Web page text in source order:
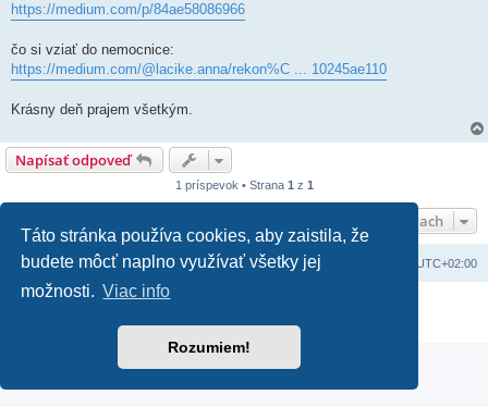
Táto stránka používa cookies, aby zaistila, že
budete môcť naplno využívať všetky jej
možnosti. Viac info
Rozumiem!
https://medium.com/p/84ae58086966
čo si vziať do nemocnice:
https://medium.com/@lacike.anna/rekon%C ... 10245ae110
Krásny deň prajem všetkým.
Napísať odpoveď
1 príspevok • Strana 1 z 1
Rýchla navigácia vo fórach
Domov Obsah portálu UTC+02:00
Založené naphpBB